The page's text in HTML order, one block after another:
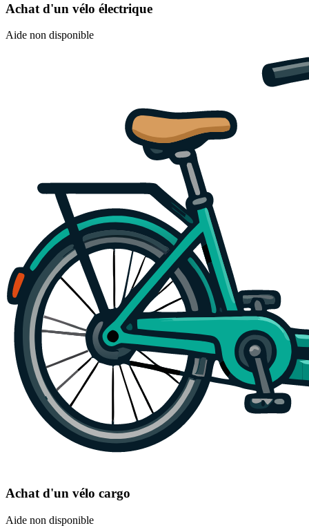
Achat d'un vélo électrique
Aide non disponible
Achat d'un vélo cargo
Aide non disponible